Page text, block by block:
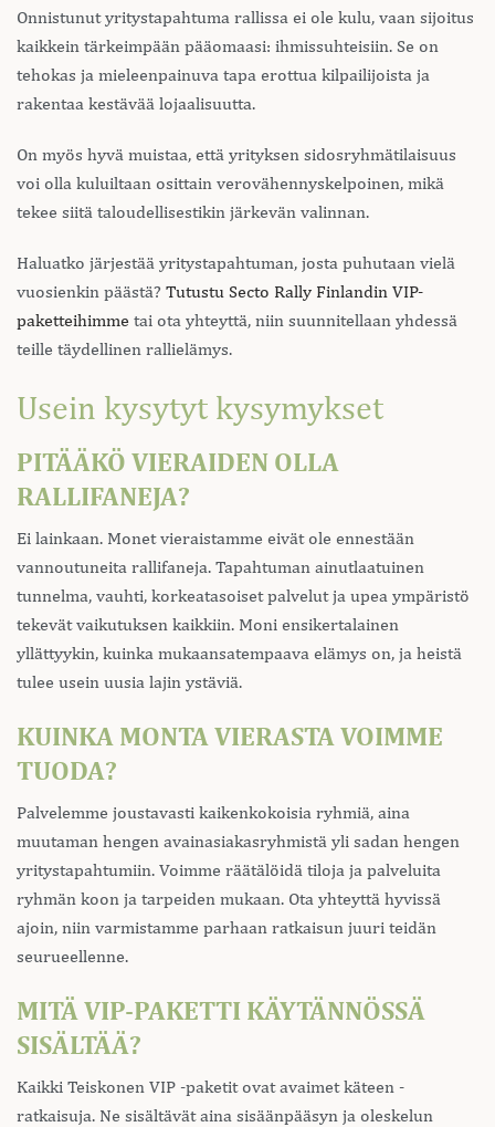
Onnistunut yritystapahtuma rallissa ei ole kulu, vaan sijoitus
kaikkein tärkeimpään pääomaasi: ihmissuhteisiin. Se on
tehokas ja mieleenpainuva tapa erottua kilpailijoista ja
rakentaa kestävää lojaalisuutta.
On myös hyvä muistaa, että yrityksen sidosryhmätilaisuus
voi olla kuluiltaan osittain verovähennyskelpoinen, mikä
tekee siitä taloudellisestikin järkevän valinnan.
Haluatko järjestää yritystapahtuman, josta puhutaan vielä
vuosienkin päästä? Tutustu Secto Rally Finlandin VIP-
paketteihimme tai ota yhteyttä, niin suunnitellaan yhdessä
teille täydellinen rallielämys.
Usein kysytyt kysymykset
PITÄÄKÖ VIERAIDEN OLLA
RALLIFANEJA?
Ei lainkaan. Monet vieraistamme eivät ole ennestään
vannoutuneita rallifaneja. Tapahtuman ainutlaatuinen
tunnelma, vauhti, korkeatasoiset palvelut ja upea ympäristö
tekevät vaikutuksen kaikkiin. Moni ensikertalainen
yllättyykin, kuinka mukaansatempaava elämys on, ja heistä
tulee usein uusia lajin ystäviä.
KUINKA MONTA VIERASTA VOIMME
TUODA?
Palvelemme joustavasti kaikenkokoisia ryhmiä, aina
muutaman hengen avainasiakasryhmistä yli sadan hengen
yritystapahtumiin. Voimme räätälöidä tiloja ja palveluita
ryhmän koon ja tarpeiden mukaan. Ota yhteyttä hyvissä
ajoin, niin varmistamme parhaan ratkaisun juuri teidän
seurueellenne.
MITÄ VIP-PAKETTI KÄYTÄNNÖSSÄ
SISÄLTÄÄ?
Kaikki Teiskonen VIP -paketit ovat avaimet käteen -
ratkaisuja. Ne sisältävät aina sisäänpääsyn ja oleskelun